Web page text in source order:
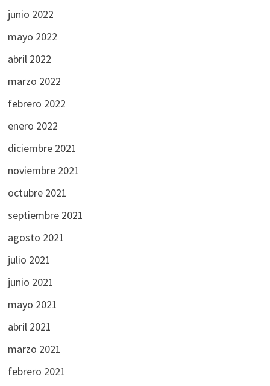
junio 2022
mayo 2022
abril 2022
marzo 2022
febrero 2022
enero 2022
diciembre 2021
noviembre 2021
octubre 2021
septiembre 2021
agosto 2021
julio 2021
junio 2021
mayo 2021
abril 2021
marzo 2021
febrero 2021